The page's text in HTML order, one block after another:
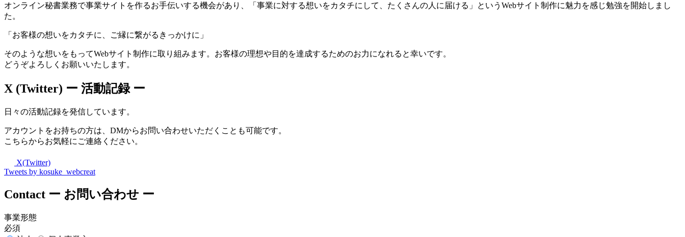
オンライン秘書業務で事業サイトを作るお手伝いする機会があり、「事業に対する想いをカタチにして、たくさんの人に届ける」というWebサイト制作に魅力を感じ勉強を開始しまし
た。
「お客様の想いをカタチに、ご縁に繋がるきっかけに」
そのような想いをもってWebサイト制作に取り組みます。お客様の理想や目的を達成するためのお力になれると幸いです。
どうぞよろしくお願いいたします。
X (Twitter) ー 活動記録 ー
日々の活動記録を発信しています。
アカウントをお持ちの方は、DMからお問い合わせいただくことも可能です。
こちらからお気軽にご連絡ください。
X(Twitter)
Tweets by kosuke_webcreat
Contact ー お問い合わせ ー
事業形態
必須